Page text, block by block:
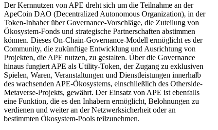
Der Kernnutzen von APE dreht sich um die Teilnahme an der
ApeCoin DAO (Decentralized Autonomous Organization), in der
Token-Inhaber über Governance-Vorschläge, die Zuteilung von
Ökosystem-Fonds und strategische Partnerschaften abstimmen
können. Dieses On-Chain-Governance-Modell ermöglicht es der
Community, die zukünftige Entwicklung und Ausrichtung von
Projekten, die APE nutzen, zu gestalten. Über die Governance
hinaus fungiert APE als Utility-Token, der Zugang zu exklusiven
Spielen, Waren, Veranstaltungen und Dienstleistungen innerhalb
des wachsenden APE-Ökosystems, einschließlich des Otherside-
Metaverse-Projekts, gewährt. Der Einsatz von APE ist ebenfalls
eine Funktion, die es den Inhabern ermöglicht, Belohnungen zu
verdienen und weiter an der Netzwerksicherheit oder an
bestimmten Ökosystem-Pools teilzunehmen.